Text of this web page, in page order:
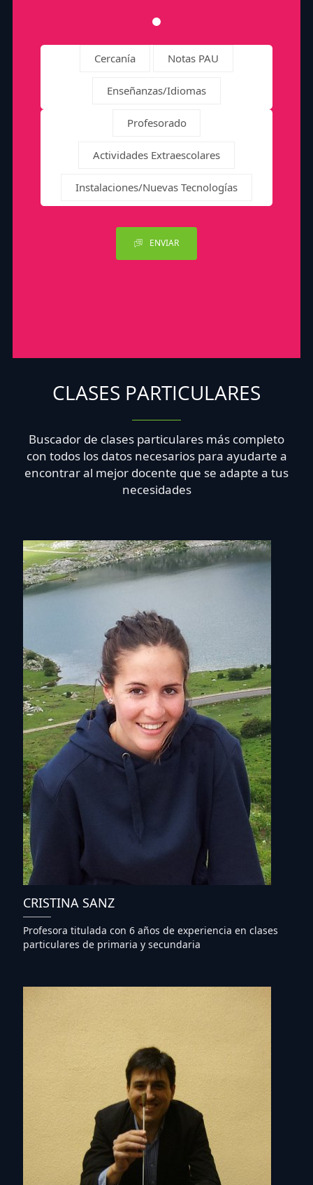
Cercanía Notas PAU
Enseñanzas/Idiomas
Profesorado
Actividades Extraescolares
Instalaciones/Nuevas Tecnologías
ENVIAR
CLASES PARTICULARES
Buscador de clases particulares más completo
con todos los datos necesarios para ayudarte a
encontrar al mejor docente que se adapte a tus
necesidades
CRISTINA SANZ
Profesora titulada con 6 años de experiencia en clases
particulares de primaria y secundaria